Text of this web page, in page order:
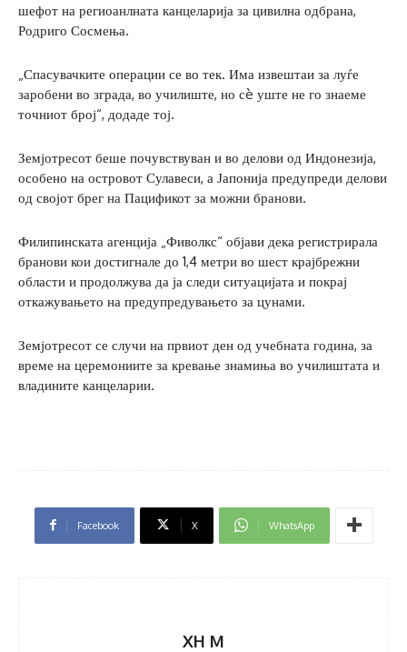
шефот на региоанлната канцеларија за цивилна одбрана,
Родриго Сосмења.
„Спасувачките операции се во тек. Има извештаи за луѓе
заробени во зграда, во училиште, но сè уште не го знаеме
точниот број“, додаде тој.
Земјотресот беше почувствуван и во делови од Индонезија,
особено на островот Сулавеси, а Јапонија предупреди делови
од својот брег на Пацификот за можни бранови.
Филипинската агенција „Фиволкс“ објави дека регистрирала
бранови кои достигнале до 1,4 метри во шест крајбрежни
области и продолжува да ја следи ситуацијата и покрај
откажувањето на предупредувањето за цунами.
Земјотресот се случи на првиот ден од учебната година, за
време на церемониите за кревање знамиња во училиштата и
владините канцеларии.
Facebook X WhatsApp
XH M